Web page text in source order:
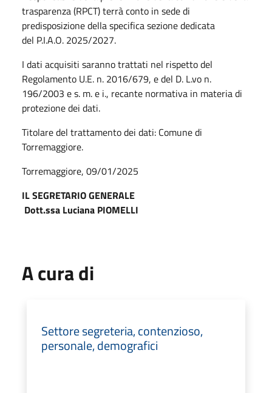
trasparenza (RPCT) terrà conto in sede di
predisposizione della specifica sezione dedicata
del P.I.A.O. 2025/2027.
I dati acquisiti saranno trattati nel rispetto del
Regolamento U.E. n. 2016/679, e del D. L.vo n.
196/2003 e s. m. e i., recante normativa in materia di
protezione dei dati.
Titolare del trattamento dei dati: Comune di
Torremaggiore.
Torremaggiore, 09/01/2025
IL SEGRETARIO GENERALE
Dott.ssa Luciana PIOMELLI
A cura di
Settore segreteria, contenzioso,
personale, demografici